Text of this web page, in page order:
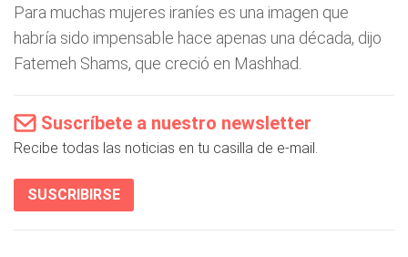
Para muchas mujeres iraníes es una imagen que
habría sido impensable hace apenas una década, dijo
Fatemeh Shams, que creció en Mashhad.
Suscríbete a nuestro newsletter
Recibe todas las noticias en tu casilla de e-mail.
SUSCRIBIRSE